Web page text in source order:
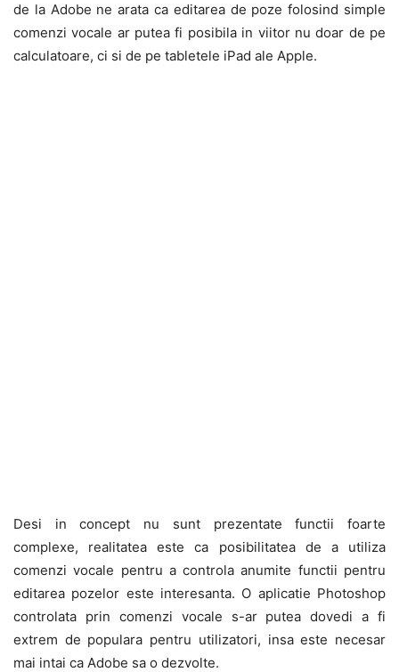
de la Adobe ne arata ca editarea de poze folosind simple
comenzi vocale ar putea fi posibila in viitor nu doar de pe
calculatoare, ci si de pe tabletele iPad ale Apple.
Desi in concept nu sunt prezentate functii foarte
complexe, realitatea este ca posibilitatea de a utiliza
comenzi vocale pentru a controla anumite functii pentru
editarea pozelor este interesanta. O aplicatie Photoshop
controlata prin comenzi vocale s-ar putea dovedi a fi
extrem de populara pentru utilizatori, insa este necesar
mai intai ca Adobe sa o dezvolte.